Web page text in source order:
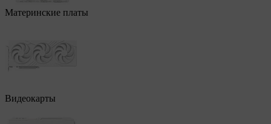
Материнские платы
Видеокарты